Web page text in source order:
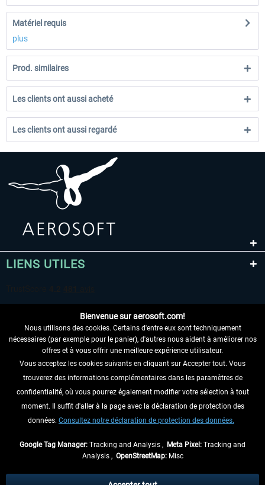
Matériel requis
plus
Prod. similaires
Les clients ont aussi acheté
Les clients ont aussi regardé
LIENS UTILES
RENONCER AU CONTRAT ICI
INFORMATIONS
NE MANQUEZ PAS LES DERNIÈRES
échéant, frais de remboursement, si aucune description contraire.
Bienvenue sur aerosoft.com!
Nous utilisons des cookies. Certains d'entre eux sont techniquement
nécessaires (par exemple pour le panier), d'autres nous aident à améliorer nos
offres et à vous offrir une meilleure expérience utilisateur.
Vous acceptez les cookies suivants en cliquant sur Accepter tout. Vous
trouverez des informations complémentaires dans les paramètres de
confidentialité, où vous pourrez également modifier votre sélection à tout
moment. Il suffit d'aller à la page avec la déclaration de protection des
données. Consultez notre déclaration de protection des données.
Google Tag Manager: Tracking and Analysis , Meta Pixel: Tracking and
Analysis , OpenStreetMap:Misc